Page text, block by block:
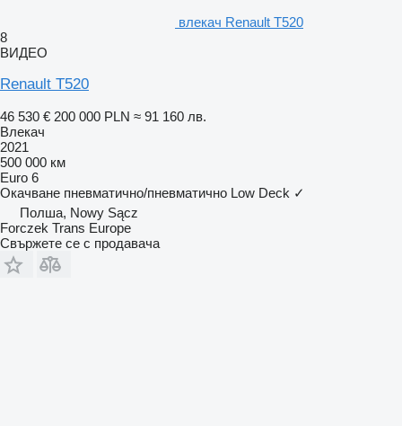
влекач Renault T520
8
ВИДЕО
Renault T520
46 530 € 200 000 PLN ≈ 91 160 лв.
Влекач
2021
500 000 км
Euro 6
Окачване пневматично/пневматично Low Deck ✓
Полша, Nowy Sącz
Forczek Trans Europe
Свържете се с продавача